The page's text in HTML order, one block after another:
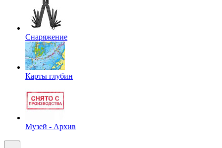
Снаряжение
Карты глубин
Музей - Архив